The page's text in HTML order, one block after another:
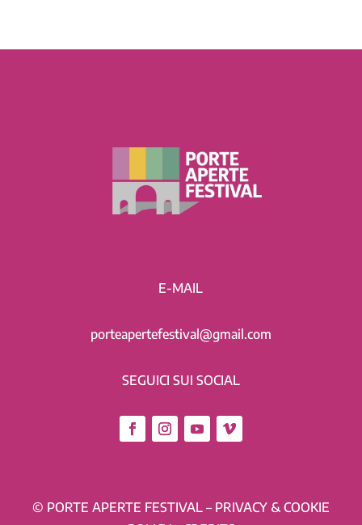
E-MAIL
porteapertefestival@gmail.com
SEGUICI SUI SOCIAL
© PORTE APERTE FESTIVAL – PRIVACY & COOKIE